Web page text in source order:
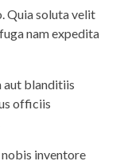
Quia soluta velit
nam expedita
aut blanditiis
officiis
nobis inventore